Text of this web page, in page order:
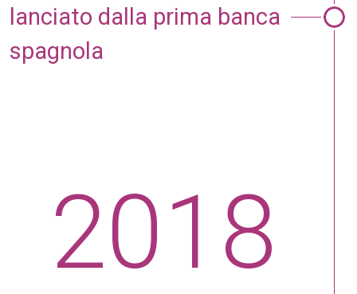
lanciato dalla prima banca
spagnola
2018